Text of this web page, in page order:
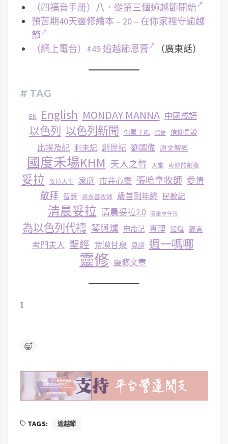
（四福音手册）八．從第三個逾越節開始
預苦期40天靈修繪本 – 20 – 在你家裡守逾越
節
（網上電台）#49 逾越節恩膏
（廣東話）
# TAG
EN English MONDAY MANNA 中國成語
以色列 以色列新聞 你累了嗎 保捷 信仰見證
出埃及記 利未記 創世記 劉國偉 原文解經
國度禾場KHM 天人之聲 天堂 奇妙的創造
妥拉 妥拉人生 家庭 市井心靈 張哈拿牧師 愛情
敬拜 智慧 梁永善牧師 歳首到年終 民數記
清晨妥拉 清晨妥拉2.0 漫畫事件簿
為以色列代禱 琴與爐 申命記 真理 知識 箴言
考門夫人 聖經 荒漠甘泉 見證 週一嗎哪
靈修 靈修文章
1
TAGS: 逾越節